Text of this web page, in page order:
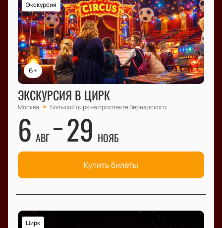
6+
Экскурсия
ЭКСКУРСИЯ В ЦИРК
Москва Большой цирк на проспекте Вернадского
6 АВГ 29 НОЯБ
Купить билеты
Цирк